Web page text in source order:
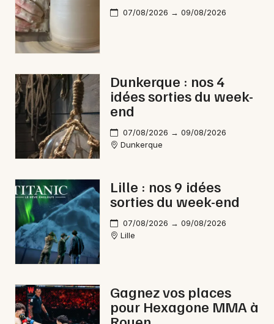
07/08/2026 → 09/08/2026
Dunkerque : nos 4
idées sorties du week-
end
07/08/2026 → 09/08/2026
Dunkerque
Lille : nos 9 idées
sorties du week-end
07/08/2026 → 09/08/2026
Lille
Gagnez vos places
pour Hexagone MMA à